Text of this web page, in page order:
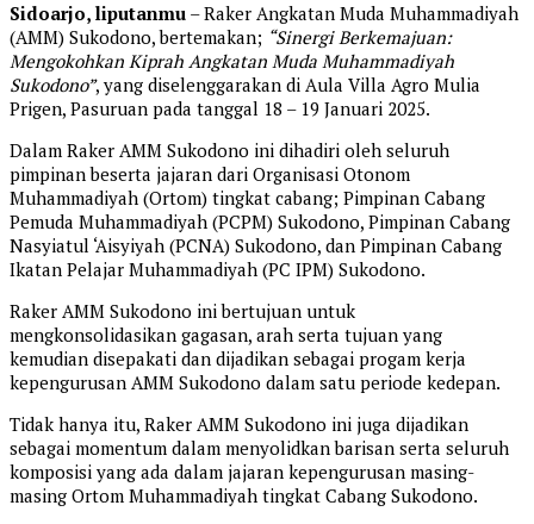
Sidoarjo, liputanmu – Raker Angkatan Muda Muhammadiyah
(AMM) Sukodono, bertemakan; “Sinergi Berkemajuan:
Mengokohkan Kiprah Angkatan Muda Muhammadiyah
Sukodono”, yang diselenggarakan di Aula Villa Agro Mulia
Prigen, Pasuruan pada tanggal 18 – 19 Januari 2025.
Dalam Raker AMM Sukodono ini dihadiri oleh seluruh
pimpinan beserta jajaran dari Organisasi Otonom
Muhammadiyah (Ortom) tingkat cabang; Pimpinan Cabang
Pemuda Muhammadiyah (PCPM) Sukodono, Pimpinan Cabang
Nasyiatul ‘Aisyiyah (PCNA) Sukodono, dan Pimpinan Cabang
Ikatan Pelajar Muhammadiyah (PC IPM) Sukodono.
Raker AMM Sukodono ini bertujuan untuk
mengkonsolidasikan gagasan, arah serta tujuan yang
kemudian disepakati dan dijadikan sebagai progam kerja
kepengurusan AMM Sukodono dalam satu periode kedepan.
Tidak hanya itu, Raker AMM Sukodono ini juga dijadikan
sebagai momentum dalam menyolidkan barisan serta seluruh
komposisi yang ada dalam jajaran kepengurusan masing-
masing Ortom Muhammadiyah tingkat Cabang Sukodono.